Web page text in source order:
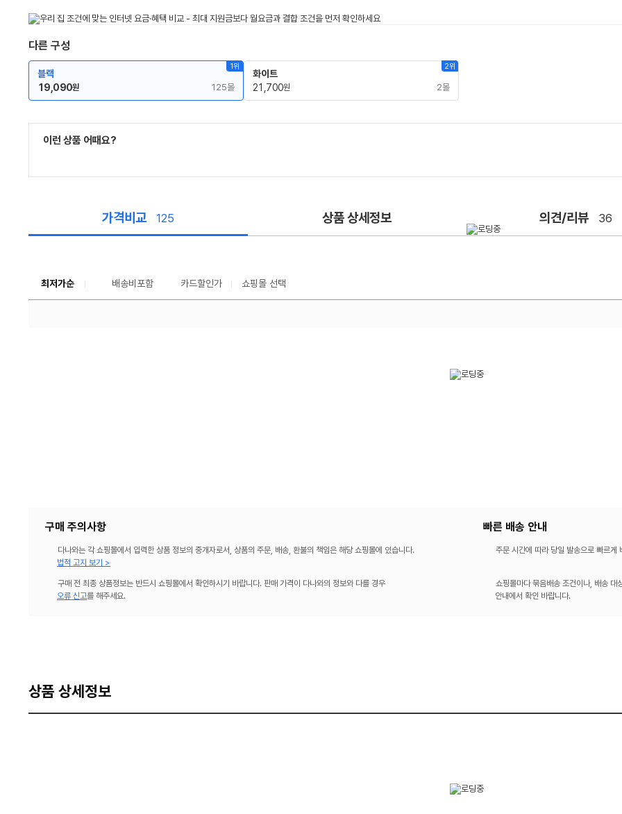
다른 구성
1위
블랙
19,090원 125몰
2위
화이트
21,700원 2몰
이런 상품 어때요?
가격비교 125 상품 상세정보 의견/리뷰 36
최저가순 배송비포함 카드할인가 쇼핑몰 선택
구매 주의사항
다나와는 각 쇼핑몰에서 입력한 상품 정보의 중개자로서, 상품의 주문, 배송, 환불의 책임은 해당 쇼핑몰에 있습니다.
법적 고지 보기 >
구매 전 최종 상품정보는 반드시 쇼핑몰에서 확인하시기 바랍니다. 판매 가격이 다나와의 정보와 다를 경우
오류 신고를 해주세요.
빠른 배송 안내
주문 시간에 따라 당일 발송으로 빠르게
쇼핑몰마다 묶음배송 조건이나, 배송 대
안내에서 확인 바랍니다.
상품 상세정보